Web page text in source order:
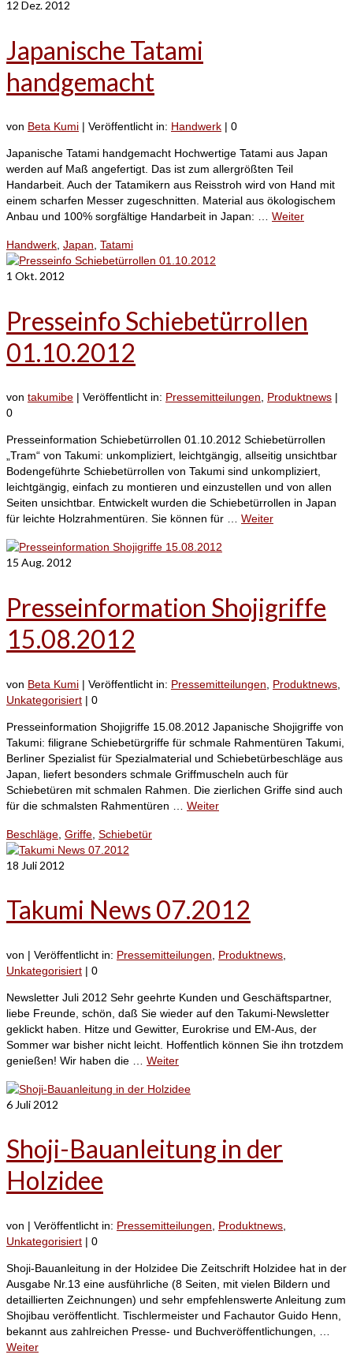
12 Dez. 2012
Japanische Tatami
handgemacht
von Beta Kumi | Veröffentlicht in: Handwerk | 0
Japanische Tatami handgemacht Hochwertige Tatami aus Japan
werden auf Maß angefertigt. Das ist zum allergrößten Teil
Handarbeit. Auch der Tatamikern aus Reisstroh wird von Hand mit
einem scharfen Messer zugeschnitten. Material aus ökologischem
Anbau und 100% sorgfältige Handarbeit in Japan: … Weiter
Handwerk, Japan, Tatami
1 Okt. 2012
Presseinfo Schiebetürrollen
01.10.2012
von takumibe | Veröffentlicht in: Pressemitteilungen, Produktnews |
0
Presseinformation Schiebetürrollen 01.10.2012 Schiebetürrollen
„Tram“ von Takumi: unkompliziert, leichtgängig, allseitig unsichtbar
Bodengeführte Schiebetürrollen von Takumi sind unkompliziert,
leichtgängig, einfach zu montieren und einzustellen und von allen
Seiten unsichtbar. Entwickelt wurden die Schiebetürrollen in Japan
für leichte Holzrahmentüren. Sie können für … Weiter
15 Aug. 2012
Presseinformation Shojigriffe
15.08.2012
von Beta Kumi | Veröffentlicht in: Pressemitteilungen Produktnews
Unkategorisiert | 0
Presseinformation Shojigriffe 15.08.2012 Japanische Shojigriffe von
Takumi: filigrane Schiebetürgriffe für schmale Rahmentüren Takumi,
Berliner Spezialist für Spezialmaterial und Schiebetürbeschläge aus
Japan, liefert besonders schmale Griffmuscheln auch für
Schiebetüren mit schmalen Rahmen. Die zierlichen Griffe sind auch
für die schmalsten Rahmentüren … Weiter
Beschläge Griffe Schiebetür
18 Juli 2012
Takumi News 07.2012
von | Veröffentlicht in: Pressemitteilungen Produktnews
Unkategorisiert | 0
Newsletter Juli 2012 Sehr geehrte Kunden und Geschäftspartner,
liebe Freunde, schön, daß Sie wieder auf den Takumi-Newsletter
geklickt haben. Hitze und Gewitter, Eurokrise und EM-Aus, der
Sommer war bisher nicht leicht. Hoffentlich können Sie ihn trotzdem
genießen! Wir haben die … Weiter
6 Juli 2012
Shoji-Bauanleitung in der
Holzidee
von | Veröffentlicht in: Pressemitteilungen Produktnews
Unkategorisiert | 0
Shoji-Bauanleitung in der Holzidee Die Zeitschrift Holzidee hat in der
Ausgabe Nr.13 eine ausführliche (8 Seiten, mit vielen Bildern und
detaillierten Zeichnungen) und sehr empfehlenswerte Anleitung zum
Shojibau veröffentlicht. Tischlermeister und Fachautor Guido Henn,
bekannt aus zahlreichen Presse- und Buchveröffentlichungen, …
Weiter